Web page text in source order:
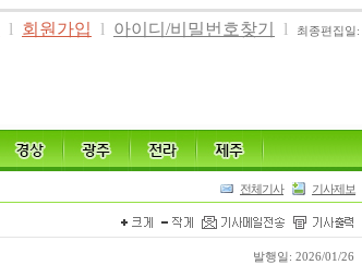
l 회원가입 l 아이디/비밀번호찾기 l 최종편집일
전체기사 기사제보
발행일: 2026/01/26